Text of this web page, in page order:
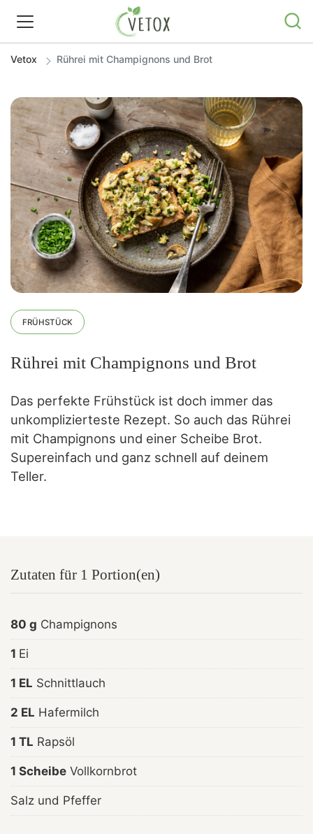
REZEPTWELT
WISSEN
SHOP
GRATIS ERNÄHRUNGSTIPPS
Vetox Rührei mit Champignons und Brot
FRÜHSTÜCK
Rührei mit Champignons und Brot
Das perfekte Frühstück ist doch immer das
unkomplizierteste Rezept. So auch das Rührei
mit Champignons und einer Scheibe Brot.
Supereinfach und ganz schnell auf deinem
Teller.
Zutaten für 1 Portion(en)
80 g Champignons
1 Ei
1 EL Schnittlauch
2 EL Hafermilch
1 TL Rapsöl
1 Scheibe Vollkornbrot
Salz und Pfeffer